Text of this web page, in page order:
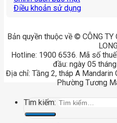
Điều khoản sử dụng
Bản quyền thuộc về © CÔNG TY
Hotline: 1900 6536. Mã số
đầu: ngày 05
Địa chỉ: Tầng 2, tháp A Mandarin
Phường Tương
Tìm kiếm: